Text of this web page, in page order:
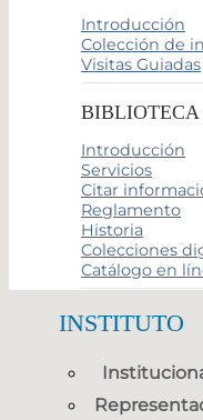
Introducción
Colección de
Visitas Guiadas
BIBLIOTECA
Introducción
Servicios
Citar
Reglamento
Historia
Colecciones
Catálogo en
INSTITUTO